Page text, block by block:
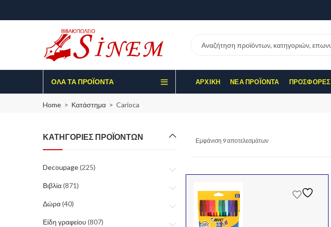
ΌΛΑ ΤΑ ΠΡΟΪΌΝΤΑ ΑΡΧΙΚΉ ΝΈΑ ΠΡΟΪΌΝΤΑ ΠΡΟΣΦΟΡΈΣ
Home Κατάστημα Carioca
Εμφάνιση 9 αποτελεσμάτων
ΚΑΤΗΓΟΡΊΕΣ ΠΡΟΪΌΝΤΩΝ
Decoupage(225)
Βιβλία(871)
Δώρα(40)
Είδη γραφείου (807)